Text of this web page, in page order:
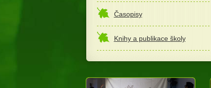
Časopisy
Knihy a publikace školy